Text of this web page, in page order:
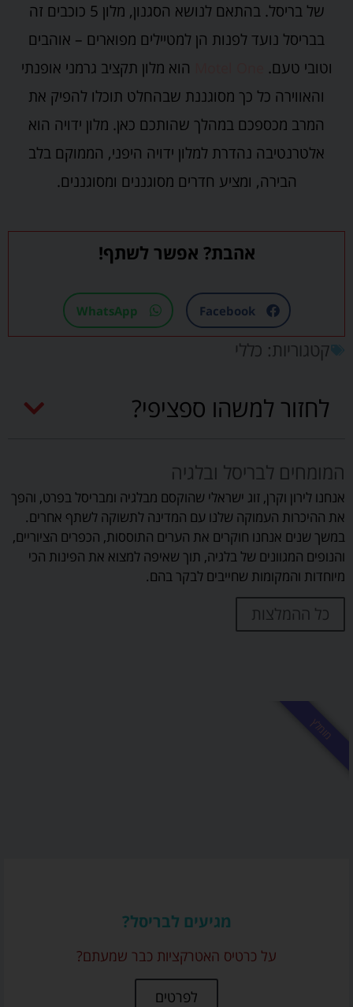
של בריסל. בהתאם לנושא הסגנון, מלון 5 כוכבים זה
בבריסל נועד לפנות הן למטיילים מפוארים – אוהבים
וטובי טעם.
הוא מלון תקציב גרמני אופנתי
והאווירה כל כך מסוגננת שבהחלט תוכלו להפיק את
המרב מכספכם במהלך שהותכם כאן. מלון ידויה הוא
אלטרנטיבה נהדרת למלון ידויה היפני, הממוקם בלב
הבירה, ומציע חדרים מסוגננים ומסוגננים.
אהבת? אפשר לשתף!
Facebook
WhatsApp
קטגוריות: כללי
לחזור למשהו ספציפי?
המומחים לבריסל ובלגיה
אנחנו לירון וקרן, זוג ישראלי שהוקסם מבלגיה ומבריסל בפרט, והפך
את ההיכרות העמוקה שלנו עם המדינה לתשוקה לשתף אחרים.
במשך שנים אנחנו חוקרים את הערים התוססות, הכפרים הציוריים,
והנופים המגוונים של בלגיה, תוך שאיפה למצוא את הפינות הכי
מיוחדות והמקומות שחייבים לבקר בהם.
כל ההמלצות
מגיעים לבריסל?
על כרטיס האטרקציות כבר שמעתם?
לפרטים
מומלץ